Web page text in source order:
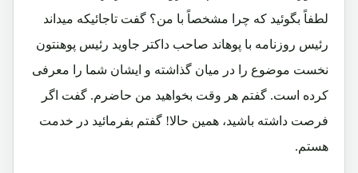
لطفاً بگوئید که چرا مشخصاً با من؟ گفت تاجائیکه میداند
رئیس روزنامه با پوهاند صاحب داکتر جاوید رئیس پوهنتون
نخست موضوع را در میان گذاشته و ایشان شما را معرفی
کرده است. گفتم هر وقت بخواهید من حاضرم. گفت اگر
فرصت داشته باشید، همین حالا! گفتم بفرمائید در خدمت
هستم.